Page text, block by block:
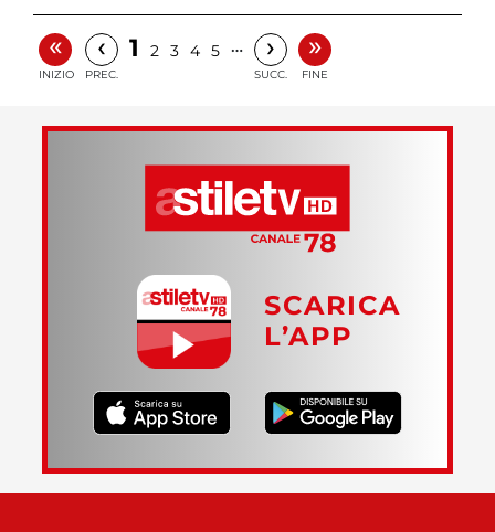
«
INIZIO
‹
PREC.
1 2 3 4 5 … ›
SUCC.
»
FINE
SCARICA
L’APP